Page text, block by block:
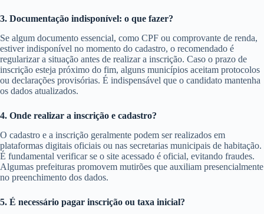
3. Documentação indisponível: o que fazer?
Se algum documento essencial, como CPF ou comprovante de renda,
estiver indisponível no momento do cadastro, o recomendado é
regularizar a situação antes de realizar a inscrição. Caso o prazo de
inscrição esteja próximo do fim, alguns municípios aceitam protocolos
ou declarações provisórias. É indispensável que o candidato mantenha
os dados atualizados.
4. Onde realizar a inscrição e cadastro?
O cadastro e a inscrição geralmente podem ser realizados em
plataformas digitais oficiais ou nas secretarias municipais de habitação.
É fundamental verificar se o site acessado é oficial, evitando fraudes.
Algumas prefeituras promovem mutirões que auxiliam presencialmente
no preenchimento dos dados.
5. É necessário pagar inscrição ou taxa inicial?